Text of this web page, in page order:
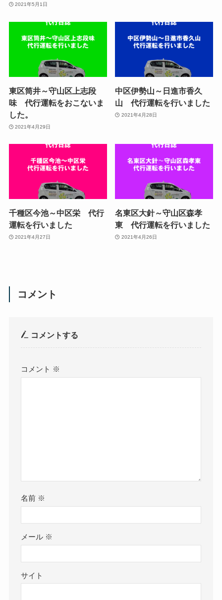
2021年5月1日
東区筒井～守山区上志段
味 代行運転をおこないま
した。
2021年4月29日
中区伊勢山～日進市香久
山 代行運転を行いました
2021年4月28日
千種区今池～中区栄 代行
運転を行いました
2021年4月27日
名東区大針～守山区森孝
東 代行運転を行いました
2021年4月26日
コメント
コメントする
コメント ※
名前 ※
メール ※
サイト